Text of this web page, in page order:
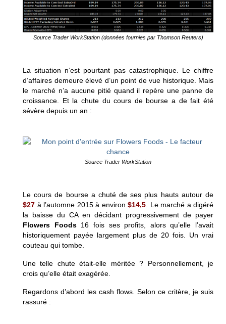
Source Trader WorkStation (données fournies par Thomson Reuters)
La situation n’est pourtant pas catastrophique. Le chiffre
d’affaires demeure élevé d’un point de vue historique. Mais
le marché n’a aucune pitié quand il repère une panne de
croissance. Et la chute du cours de bourse a de fait été
sévère depuis un an :
Source Trader WorkStation
Le cours de bourse a chuté de ses plus hauts autour de
$27 à l’automne 2015 à environ $14,5 . Le marché a digéré
la baisse du CA en décidant progressivement de payer
Flowers Foods16 fois ses profits, alors qu’elle l’avait
historiquement payée largement plus de 20 fois. Un vrai
couteau qui tombe.
Une telle chute était-elle méritée ? Personnellement, je
crois qu’elle était exagérée.
Regardons d’abord les cash flows. Selon ce critère, je suis
rassuré :